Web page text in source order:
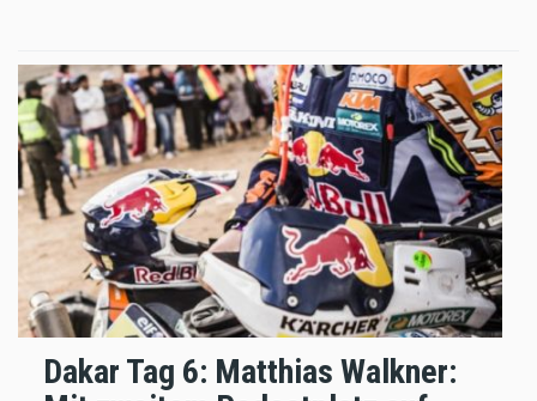
Dakar Tag 6: Matthias Walkner: